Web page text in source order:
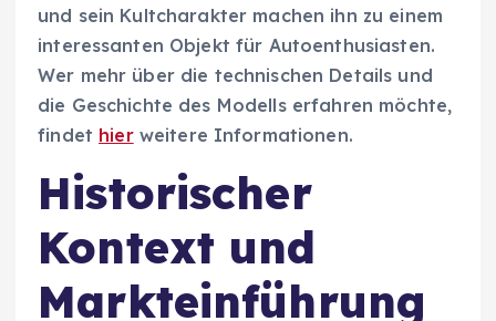
und sein Kultcharakter machen ihn zu einem
interessanten Objekt für Autoenthusiasten.
Wer mehr über die technischen Details und
die Geschichte des Modells erfahren möchte,
findet hierweitere Informationen.
Historischer
Kontext und
Markteinführung